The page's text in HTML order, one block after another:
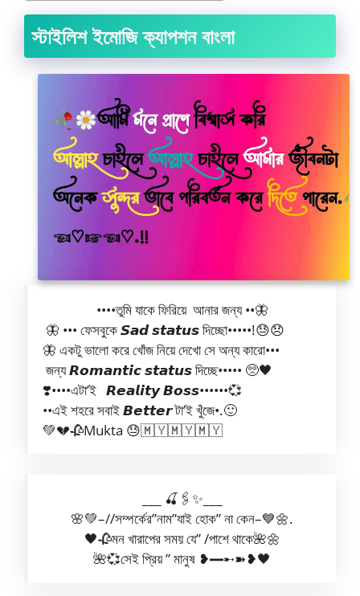
স্টাইলিশ ইমোজি ক্যাপশন বাংলা
••••তুমি যাকে ফিরিয়ে আনার জন্য ••🦋
🦋 ••• ফেসবুকে 𝙎𝙖𝙙 𝙨𝙩𝙖𝙩𝙪𝙨 দিচ্ছো•••••!😓😞
🦋 একটু ভালো করে খোঁজ নিয়ে দেখো সে অন্য কারো•••
জন্য 𝙍𝙤𝙢𝙖𝙣𝙩𝙞𝙘 𝙨𝙩𝙖𝙩𝙪𝙨 দিচ্ছে••••• 🥺🖤
❣️••••এটা’ই 𝙍𝙚𝙖𝙡𝙞𝙩𝙮 𝘽𝙤𝙨𝙨••••••💞
••এই শহরে সবাই 𝘽𝙚𝙩𝙩𝙚𝙧 টা’ই খুঁজে•.🙂
💚💔🥀Mukta 😓🇲🇾🇲🇾🇲🇾
___ 🍒🖇️✨___
🌸💚–//সম্পর্কের”নাম”যাই হোক” না কেন–💙🌼.
🖤🥀মন খারাপের সময় যে” /পাশে থাকে🌺🌼
🌺💞সেই প্রিয় ” মানুষ ❥━➸➽❥🖤